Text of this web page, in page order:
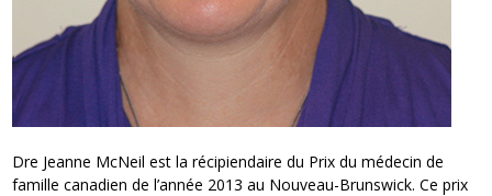
Dre Jeanne McNeil est la récipiendaire du Prix du médecin de
famille canadien de l’année 2013 au Nouveau-Brunswick. Ce prix